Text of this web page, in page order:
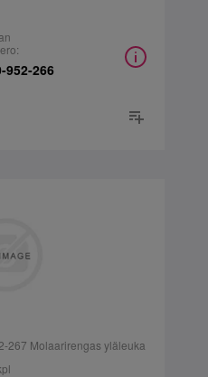
952-266
267 Molaarirengas yläleuka